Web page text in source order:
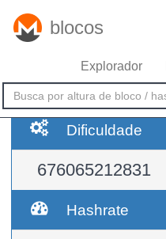
blocos
Explorador
Dificuldade
676065212831
Hashrate